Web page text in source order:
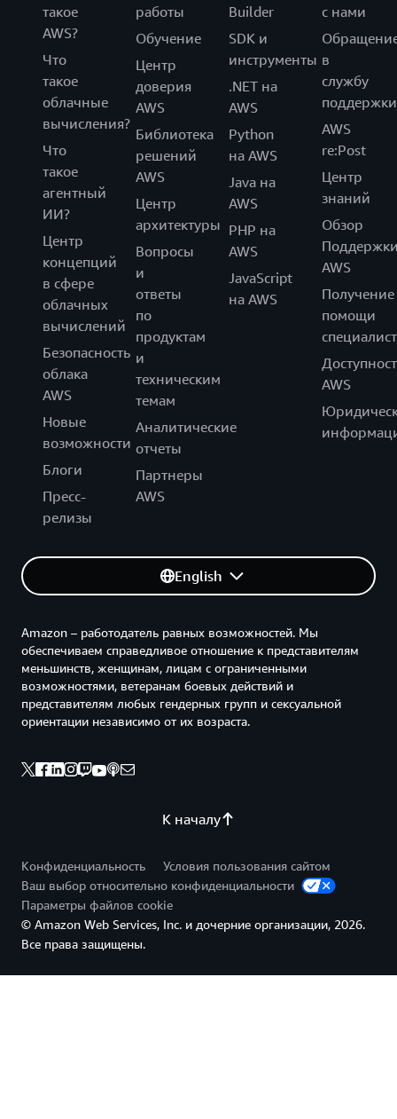
такое
AWS?
Что
такое
облачные
вычисления?
Что
такое
агентный
ИИ?
Центр
концепций
в сфере
облачных
вычислений
Безопасность
облака
AWS
Новые
возможности
Блоги
Пресс-
релизы
работы
Обучение
Центр
доверия
AWS
Библиотека
решений
AWS
Центр
архитектуры
Вопросы
и
ответы
по
продуктам
и
техническим
темам
Аналитические
отчеты
Партнеры
AWS
Builder
SDK и
инструменты
.NET на
AWS
Python
на AWS
Java на
AWS
PHP на
AWS
JavaScript
на AWS
с нами
в
службу
поддержки
AWS
re:Post
Центр
знаний
Обзор
AWS
Получение
помощи
AWS
English
К началу
Amazon – работодатель равных возможностей. Мы
обеспечиваем справедливое отношение к представителям
меньшинств, женщинам, лицам с ограниченными
возможностями, ветеранам боевых действий и
представителям любых гендерных групп и сексуальной
ориентации независимо от их возраста.
Конфиденциальность
Условия пользования сайтом
Ваш выбор относительно конфиденциальности
Параметры файлов cookie
© Amazon Web Services, Inc. и дочерние организации, 2026.
Все права защищены.